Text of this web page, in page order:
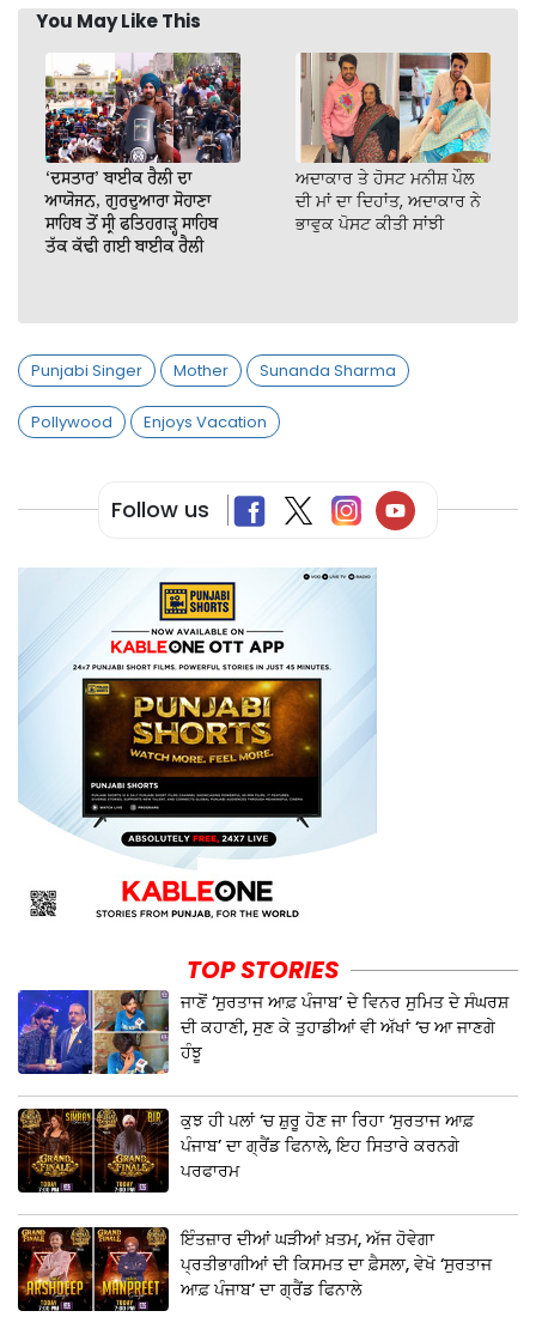
You May Like This
‘ਦਸਤਾਰ’ ਬਾਈਕ ਰੈਲੀ ਦਾ
ਆਯੋਜਨ, ਗੁਰਦੁਆਰਾ ਸੋਹਾਣਾ
ਸਾਹਿਬ ਤੋਂ ਸ੍ਰੀ ਫਤਿਹਗੜ੍ਹ ਸਾਹਿਬ
ਤੱਕ ਕੱਢੀ ਗਈ ਬਾਈਕ ਰੈਲੀ
ਅਦਾਕਾਰ ਤੇ ਹੋਸਟ ਮਨੀਸ਼ ਪੌਲ
ਦੀ ਮਾਂ ਦਾ ਦਿਹਾਂਤ, ਅਦਾਕਾਰ ਨੇ
ਭਾਵੁਕ ਪੋਸਟ ਕੀਤੀ ਸਾਂਝੀ
Punjabi Singer Mother Sunanda Sharma
Pollywood Enjoys Vacation
Follow us
TOP STORIES
ਜਾਣੋਂ ‘ਸੁਰਤਾਜ ਆਫ਼ ਪੰਜਾਬ’ ਦੇ ਵਿਨਰ ਸੁਮਿਤ ਦੇ ਸੰਘਰਸ਼
ਦੀ ਕਹਾਣੀ, ਸੁਣ ਕੇ ਤੁਹਾਡੀਆਂ ਵੀ ਅੱਖਾਂ ‘ਚ ਆ ਜਾਣਗੇ
ਹੰਝੂ
ਕੁਝ ਹੀ ਪਲਾਂ ‘ਚ ਸ਼ੁਰੂ ਹੋਣ ਜਾ ਰਿਹਾ ‘ਸੁਰਤਾਜ ਆਫ਼
ਪੰਜਾਬ’ ਦਾ ਗ੍ਰੈਂਡ ਫਿਨਾਲੇ, ਇਹ ਸਿਤਾਰੇ ਕਰਨਗੇ
ਪਰਫਾਰਮ
ਇੰਤਜ਼ਾਰ ਦੀਆਂ ਘੜੀਆਂ ਖ਼ਤਮ, ਅੱਜ ਹੋਵੇਗਾ
ਪ੍ਰਤੀਭਾਗੀਆਂ ਦੀ ਕਿਸਮਤ ਦਾ ਫ਼ੈਸਲਾ, ਵੇਖੋ ‘ਸੁਰਤਾਜ
ਆਫ਼ ਪੰਜਾਬ’ ਦਾ ਗ੍ਰੈਂਡ ਫਿਨਾਲੇ